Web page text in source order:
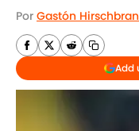
Por Gastón
Add